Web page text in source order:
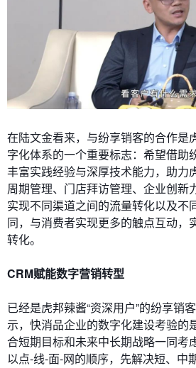
在陆文金看来，与纷享销客的合作是
字化体系的一个重要标志：希望借助
丰富实践经验与深厚技术能力，助力
周期管理、门店拜访管理、企业创新
实现不同渠道之间的流量转化以及不
同，与消费者实现更多的触点互动，
转化。
CRM赋能数字营销转型
已经是虎邦辣酱“资深用户”的纷享销
示，快消品企业的数字化建设考验的
合短期目标和未来中长期战略一同考
以点-线-面-网的顺序，先解决短、中